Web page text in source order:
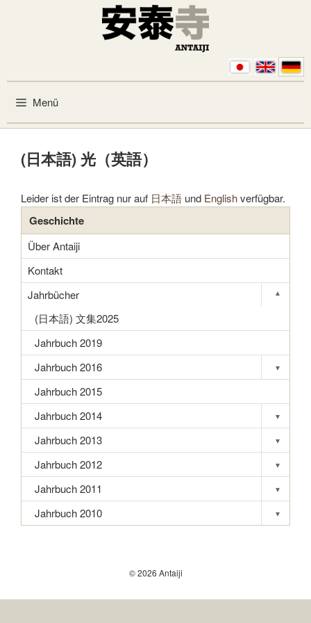
Menü
(日本語) 光（英語）
Leider ist der Eintrag nur auf 日本語 und Englishverfügbar.
Geschichte
Über Antaiji
Kontakt
Jahrbücher
▾
(日本語) 文集2025
Jahrbuch 2019
Jahrbuch 2016
▾
Toggle
Jahrbuch 2015
Jahrbuch 2014
▾
Toggle
Jahrbuch 2013 ▾
Toggle
Jahrbuch 2012 ▾
Toggle
Jahrbuch 2011 ▾
Toggle
Jahrbuch 2010 ▾
Toggle
© 2026 Antaiji